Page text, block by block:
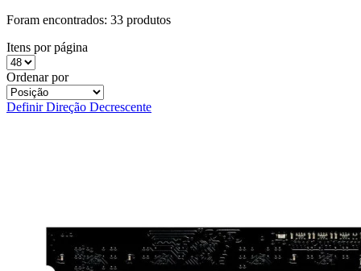
Foram encontrados: 33 produtos
Itens por página
Ordenar por
Definir Direção Decrescente